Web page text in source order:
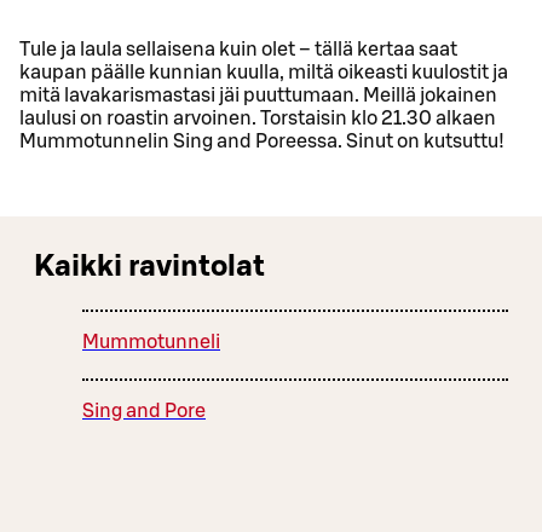
Tule ja laula sellaisena kuin olet – tällä kertaa saat
kaupan päälle kunnian kuulla, miltä oikeasti kuulostit ja
mitä lavakarismastasi jäi puuttumaan. Meillä jokainen
laulusi on roastin arvoinen. Torstaisin klo 21.30 alkaen
Mummotunnelin Sing and Poreessa. Sinut on kutsuttu!
Kaikki ravintolat
Mummotunneli
Sing and Pore